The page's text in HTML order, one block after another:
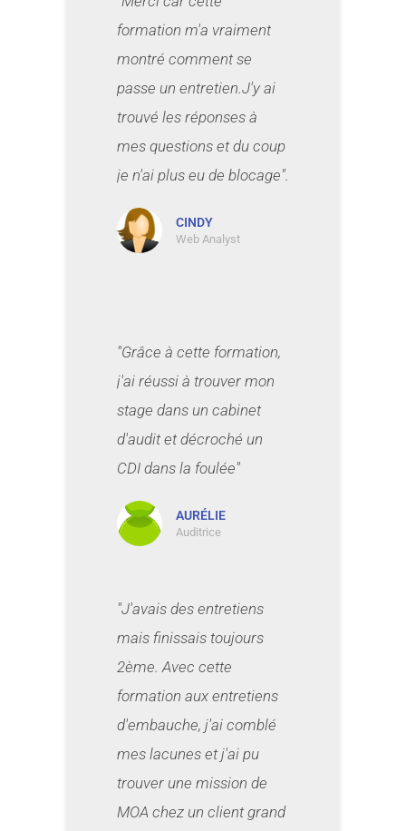
formation m'a vraiment
montré comment se
passe un entretien.J'y ai
trouvé les réponses à
mes questions et du coup
je n'ai plus eu de blocage".
CINDY
Web Analyst
"Grâce à cette formation,
j'ai réussi à trouver mon
stage dans un cabinet
d'audit et décroché un
CDI dans la foulée"
AURÉLIE
Auditrice
"J'avais des entretiens
mais finissais toujours
2ème. Avec cette
formation aux entretiens
d'embauche, j'ai comblé
mes lacunes et j'ai pu
trouver une mission de
MOA chez un client grand